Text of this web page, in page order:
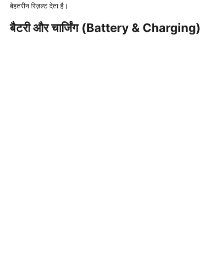
बेहतरीन रिज़ल्ट देता है।
बैटरी और चार्जिंग (Battery & Charging)